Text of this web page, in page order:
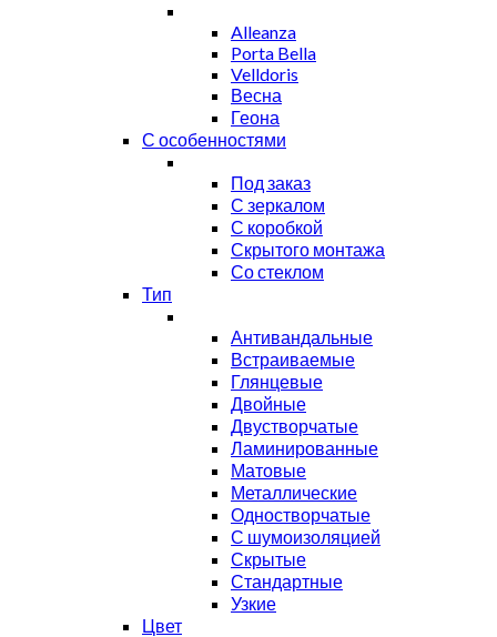
Alleanza
Porta Bella
Velldoris
Весна
Геона
С особенностями
Под заказ
С зеркалом
С коробкой
Скрытого монтажа
Со стеклом
Тип
Антивандальные
Встраиваемые
Глянцевые
Двойные
Двустворчатые
Ламинированные
Матовые
Металлические
Одностворчатые
С шумоизоляцией
Скрытые
Стандартные
Узкие
Цвет